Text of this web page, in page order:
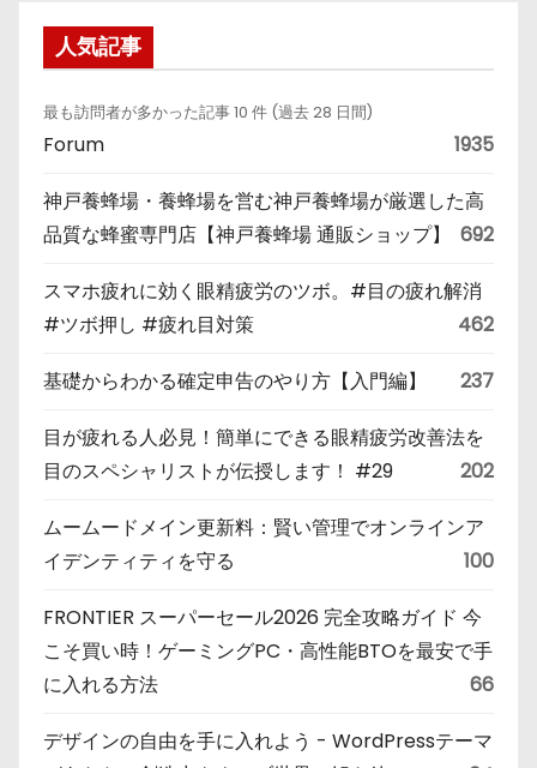
人気記事
最も訪問者が多かった記事 10 件 (過去 28 日間)
Forum 1935
神戸養蜂場・養蜂場を営む神戸養蜂場が厳選した高
品質な蜂蜜専門店【神戸養蜂場 通販ショップ】
692
スマホ疲れに効く眼精疲労のツボ。#目の疲れ解消
#ツボ押し #疲れ目対策
462
基礎からわかる確定申告のやり方【入門編】 237
目が疲れる人必見！簡単にできる眼精疲労改善法を
目のスペシャリストが伝授します！ #29
202
ムームードメイン更新料：賢い管理でオンラインア
イデンティティを守る
100
FRONTIER スーパーセール2026 完全攻略ガイド 今
こそ買い時！ゲーミングPC・高性能BTOを最安で手
に入れる方法
66
デザインの自由を手に入れよう - WordPressテーマ